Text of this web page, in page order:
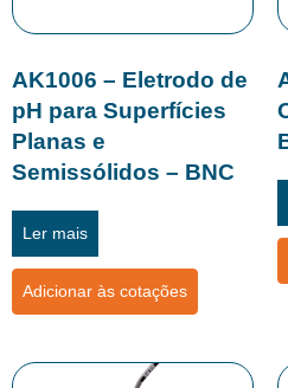
AK1006 – Eletrodo de
pH para Superfícies
Planas e
Semissólidos – BNC
Ler mais
Adicionar às cotações